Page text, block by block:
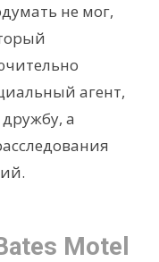
не мог,
агент,
а
Motel